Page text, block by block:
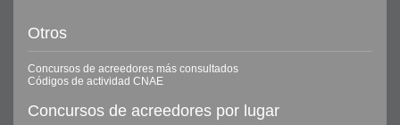
Otros
Concursos de acreedores más consultados
Códigos de actividad CNAE
Concursos de acreedores por lugar